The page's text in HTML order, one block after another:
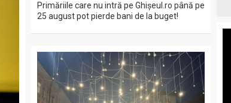
Primăriile care nu intră pe Ghişeul.ro până pe
25 august pot pierde bani de la buget!